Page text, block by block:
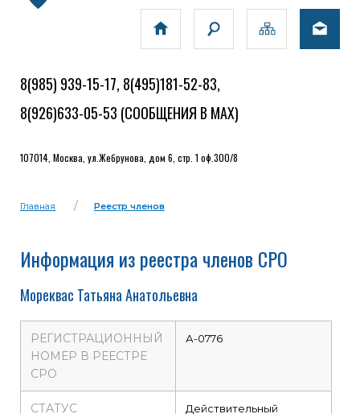
8(985) 939-15-17, 8(495)181-52-83,
8(926)633-05-53 (СООБЩЕНИЯ В MAX)
107014, Москва, ул.Жебрунова, дом 6, стр. 1 оф.300/8
Главная Реестр членов
Информация из реестра членов СРО
Мореквас Татьяна Анатольевна
РЕГИСТРАЦИОННЫЙ
НОМЕР В РЕЕСТРЕ
СРО
А-0776
СТАТУС Действительный